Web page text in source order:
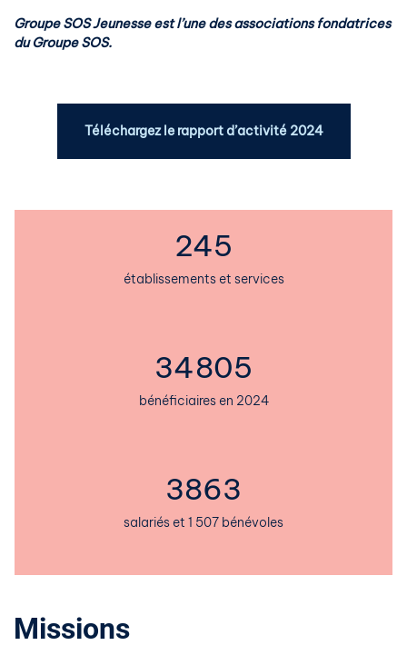
Groupe SOS Jeunesse est l’une des associations fondatrices
du Groupe SOS.
Téléchargez le rapport d’activité 2024
249
établissements et services
35389
bénéficiaires en 2024
4490
salariés et 1 507 bénévoles
Missions